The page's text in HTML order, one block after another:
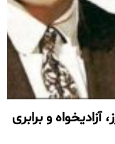
آزادیخواه و برابری